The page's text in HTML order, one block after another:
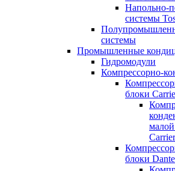
Напольно-
системы
системы
Промышленные
Гидромодули
Компрессорно-
блоки
Carrier
блоки